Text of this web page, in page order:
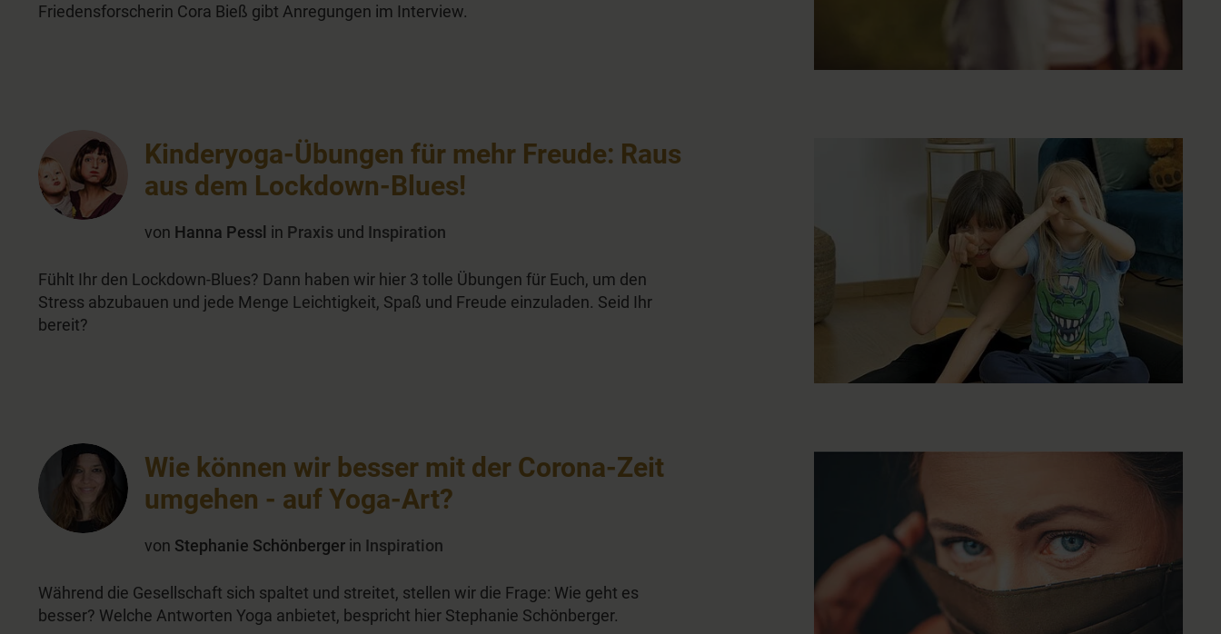
Friedensforscherin Cora Bieß gibt Anregungen im Interview.
Kinderyoga-Übungen für mehr Freude: Raus
aus dem Lockdown-Blues!
von Hanna Pessl in Praxis und Inspiration
Fühlt Ihr den Lockdown-Blues? Dann haben wir hier 3 tolle Übungen für Euch, um den
Stress abzubauen und jede Menge Leichtigkeit, Spaß und Freude einzuladen. Seid Ihr
bereit?
Wie können wir besser mit der Corona-Zeit
umgehen - auf Yoga-Art?
von Stephanie Schönberger in Inspiration
Während die Gesellschaft sich spaltet und streitet, stellen wir die Frage: Wie geht es
besser? Welche Antworten Yoga anbietet, bespricht hier Stephanie Schönberger.